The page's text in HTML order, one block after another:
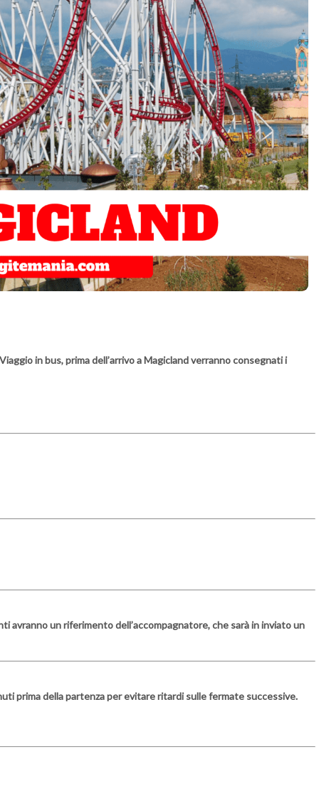
in bus, prima dell’arrivo a Magicland verranno consegnati i
avranno un riferimento dell’accompagnatore, che sarà in inviato un
prima della partenza per evitare ritardi sulle fermate successive.